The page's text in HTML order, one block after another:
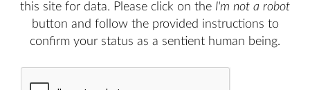
this site for data. Please click on the I'm not a robot
button and follow the provided instructions to
confirm your status as a sentient human being.